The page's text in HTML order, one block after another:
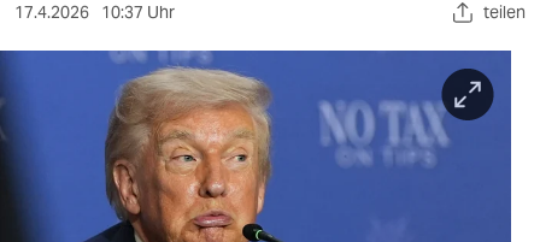
sport
wahrheit
17.4.2026 10:37 Uhr teilen